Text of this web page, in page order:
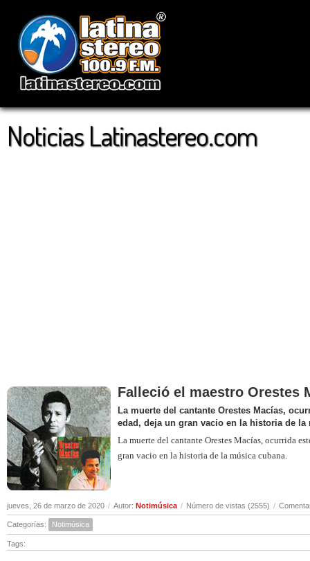
Noticias Latinastereo.com
Falleció el maestro Orestes
La muerte del cantante Orestes Macías,
edad, deja un gran vacio en la historia de la
La muerte del cantante Orestes Macías, ocurrida
gran vacio en la historia de la música cubana.
jueves, 26 de marzo de 2020 / Autor: Notimúsica / Número de vistas (2555) /
Categorías: Notimúsica
Tags: